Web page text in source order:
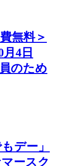
無料＞
4日
のため
デー」
ースク